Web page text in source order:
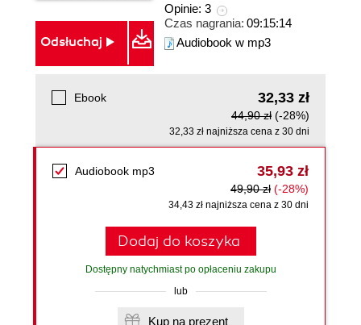
Odsłuchaj
Opinie: 3
Czas nagrania: 09:15:14
Audiobook w mp3
Ebook 32,33 zł
44,90 zł (-28%)
32,33 zł najniższa cena z 30 dni
Audiobook mp3 35,93 zł
49,90 zł (-28%)
34,43 zł najniższa cena z 30 dni
Dodaj do koszyka
Dostępny natychmiast po opłaceniu zakupu
lub
Kup na prezent